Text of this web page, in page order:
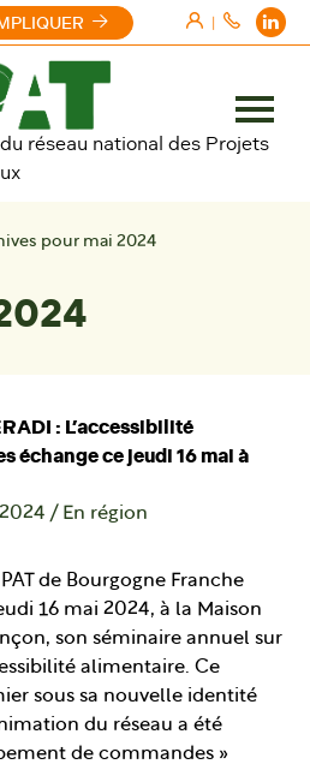
|
réseau national des Projets
Ouvrir
le
pour mai 2024
: L’accessibilité
échange ce jeudi 16 mai à
/ En région
de Bourgogne Franche
16 mai 2024, à la Maison
son séminaire annuel sur
alimentaire. Ce
sous sa nouvelle identité
du réseau a été
de commandes »